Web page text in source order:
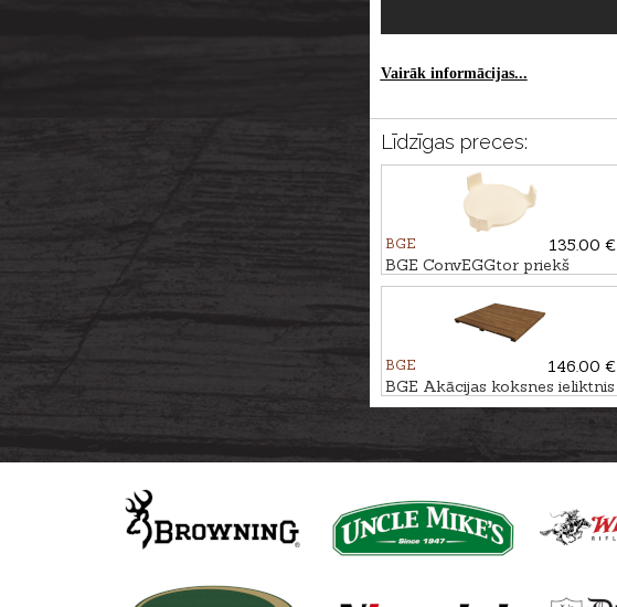
Vairāk informācijas...
Līdzīgas preces:
BGE
135.00 €
BGE ConvEGGtor priekš
Large grila
BGE
146.00 €
BGE Akācijas koksnes ieliktnis